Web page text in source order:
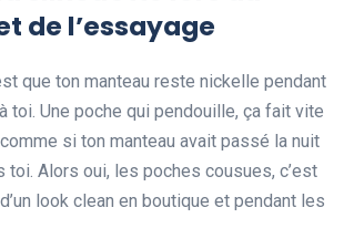
de l’essayage
que ton manteau reste nickelle pendant
toi. Une poche qui pendouille, ça fait vite
si ton manteau avait passé la nuit
toi. Alors oui, les poches cousues, c’est
look clean en boutique et pendant les